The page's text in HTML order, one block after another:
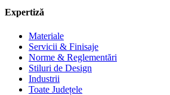
Expertiză
Materiale
Servicii & Finisaje
Norme & Reglementări
Stiluri de Design
Industrii
Toate Județele